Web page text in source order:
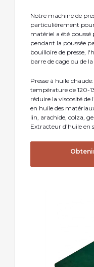
Notre machine de
particulièrement pour
matériel a été poussé
pendant la poussée
bouilloire de presse,
barre de cage ou de
Presse à huile
température de 120-
réduire la viscosité
en huile des
lin, arachide, colza,
Extracteur d’huile en